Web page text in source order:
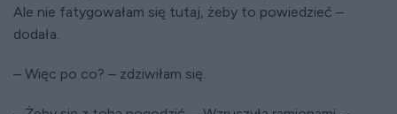
Ale nie fatygowałam się tutaj, żeby to powiedzieć –
dodała.
– Więc po co? – zdziwiłam się.